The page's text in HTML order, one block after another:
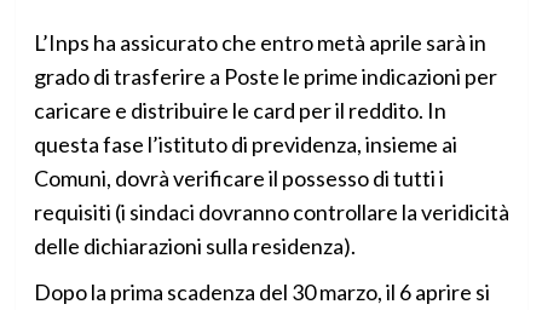
L’Inps ha assicurato che entro metà aprile sarà in
grado di trasferire a Poste le prime indicazioni per
caricare e distribuire le card per il reddito. In
questa fase l’istituto di previdenza, insieme ai
Comuni, dovrà verificare il possesso di tutti i
requisiti (i sindaci dovranno controllare la veridicità
delle dichiarazioni sulla residenza).
Dopo la prima scadenza del 30 marzo, il 6 aprire si